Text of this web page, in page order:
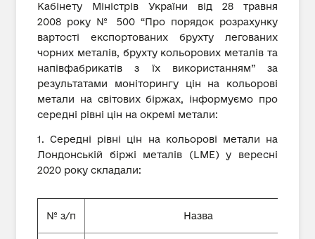
Кабінету Міністрів України від 28 травня
2008 року № 500 “Про порядок розрахунку
вартості експортованих брухту легованих
чорних металів, брухту кольорових металів та
напівфабрикатів з їх використанням” за
результатами моніторингу цін на кольорові
метали на світових біржах, інформуємо про
середні рівні цін на окремі метали:
1. Середні рівні цін на кольорові метали на
Лондонській біржі металів (LME) у вересні
2020 року складали:
№ з/п Назва